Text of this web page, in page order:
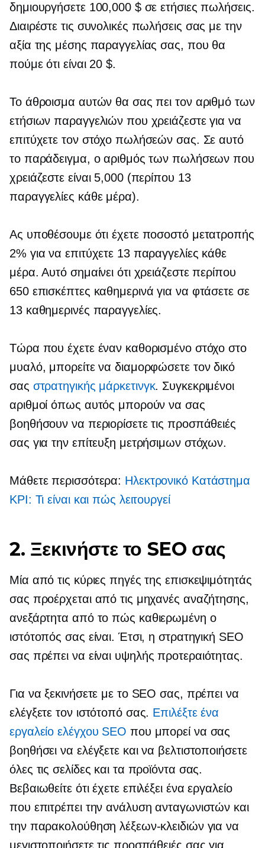
δημιουργήσετε 100,000 $ σε ετήσιες πωλήσεις.
Διαιρέστε τις συνολικές πωλήσεις σας με την
αξία της μέσης παραγγελίας σας, που θα
πούμε ότι είναι 20 $.
Το άθροισμα αυτών θα σας πει τον αριθμό των
ετήσιων παραγγελιών που χρειάζεστε για να
επιτύχετε τον στόχο πωλήσεών σας. Σε αυτό
το παράδειγμα, ο αριθμός των πωλήσεων που
χρειάζεστε είναι 5,000 (περίπου 13
παραγγελίες κάθε μέρα).
Ας υποθέσουμε ότι έχετε ποσοστό μετατροπής
2% για να επιτύχετε 13 παραγγελίες κάθε
μέρα. Αυτό σημαίνει ότι χρειάζεστε περίπου
650 επισκέπτες καθημερινά για να φτάσετε σε
13 καθημερινές παραγγελίες.
Τώρα που έχετε έναν καθορισμένο στόχο στο
μυαλό, μπορείτε να διαμορφώσετε τον δικό
σας στρατηγικής μάρκετινγκ. Συγκεκριμένοι
αριθμοί όπως αυτός μπορούν να σας
βοηθήσουν να περιορίσετε τις προσπάθειές
σας για την επίτευξη μετρήσιμων στόχων.
Μάθετε περισσότερα: Ηλεκτρονικό Κατάστημα
KPI: Τι είναι και πώς λειτουργεί
2. Ξεκινήστε το SEO σας
Μία από τις κύριες πηγές της επισκεψιμότητάς
σας προέρχεται από τις μηχανές αναζήτησης,
ανεξάρτητα από το πώς καθιερωμένη ο
ιστότοπός σας είναι. Έτσι, η στρατηγική SEO
σας πρέπει να είναι υψηλής προτεραιότητας.
Για να ξεκινήσετε με το SEO σας, πρέπει να
ελέγξετε τον ιστότοπό σας. Επιλέξτε ένα
εργαλείο ελέγχου SEO που μπορεί να σας
βοηθήσει να ελέγξετε και να βελτιστοποιήσετε
όλες τις σελίδες και τα προϊόντα σας.
Βεβαιωθείτε ότι έχετε επιλέξει ένα εργαλείο
που επιτρέπει την ανάλυση ανταγωνιστών και
την παρακολούθηση λέξεων-κλειδιών για να
μεγιστοποιήσετε τις προσπάθειές σας για